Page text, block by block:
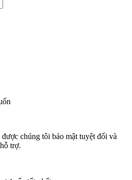
chúng tôi bảo mật tuyệt đối và
trợ.